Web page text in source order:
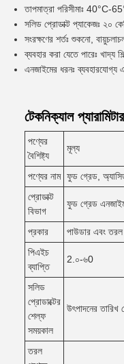
তাপমাত্রা পরিসীমাঃ 40°C-
সলিড প্রোডাক্ট প্যাকেজঃ ২০
সংরক্ষণের শর্তঃ শুকনো,
ব্যবহার করা যেতে পারেঃ খাদ্য
এনজাইমের ধরনঃ ব্যবহারযোগ্য
টেকনিক্যাল
পণ্যের
বৈশিষ্ট্য
মূল্য
পণ্যের নাম ফুড গ্রেড,
প্রোডাক্ট
বিভাগ
ফুড গ্রেড
প্রকার
পাউডার এবং তরল
পিএইচ
ব্যাপ্তি
2.০-৬0
সলিড
প্রোডাক্টের
শেল্ফ
সময়কাল
উৎপাদনের তারিখ
তরল